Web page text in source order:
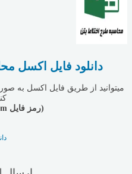
دانلود فایل اکسل
میتوانید از طریق فایل اکسل به
(رمز فایل arinoszae.com)